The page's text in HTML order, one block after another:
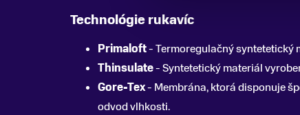
Technológie rukavíc
Primaloft- Termoregulačný syntetetický
Thinsulate- Syntetetický materiál
Gore-Tex- Membrána, ktorá disponuje
odvod vlhkosti.